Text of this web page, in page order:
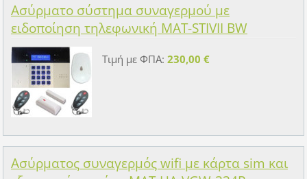
Ασύρματο σύστημα συναγερμού με
ειδοποίηση τηλεφωνική MAT-STIVII BW
Τιμή με ΦΠΑ: 230,00 €
Ασύρματος συναγερμός wifi με κάρτα sim και